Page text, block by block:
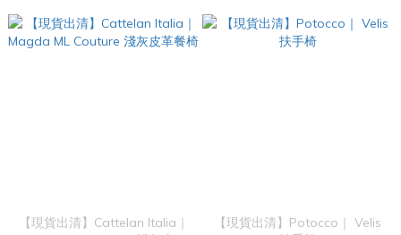
【現貨出清】Cattelan Italia｜
【現貨出清】Potocco｜ Velis